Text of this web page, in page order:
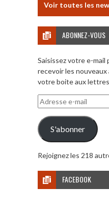
Voir toutes les
ABONNEZ-VOUS
Saisissez votre e-
recevoir les
votre boite aux
Adresse
e-
mail
S'abonner
Rejoignez les 218
FACEBOOK